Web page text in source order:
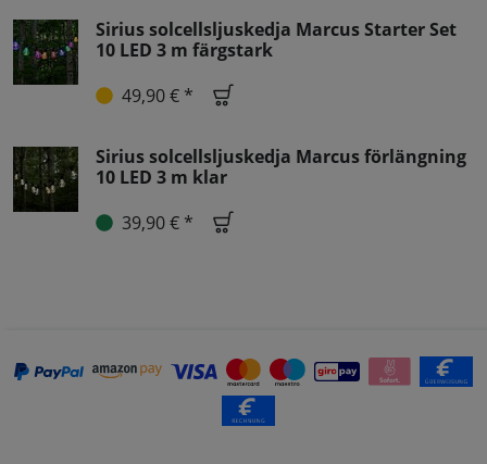
Sirius solcellsljuskedja Marcus Starter Set
10 LED 3 m färgstark
49,90 € *
Sirius solcellsljuskedja Marcus förlängning
10 LED 3 m klar
39,90 € *